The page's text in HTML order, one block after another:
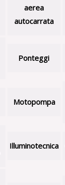
aerea
autocarrata
Ponteggi
Motopompa
Illuminotecnica